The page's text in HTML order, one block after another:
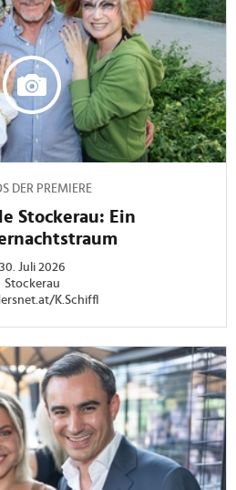
DER PREMIERE
Stockerau: Ein
30. Juli 2026
Stockerau
K.Schiffl